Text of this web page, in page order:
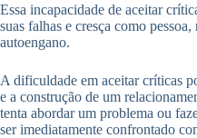
Essa incapacidade de aceitar
suas falhas e cresça como
autoengano.
A dificuldade em aceitar críticas
e a construção de um
tenta abordar um problema ou
ser imediatamente confrontado